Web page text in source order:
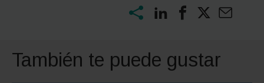
También te puede gustar